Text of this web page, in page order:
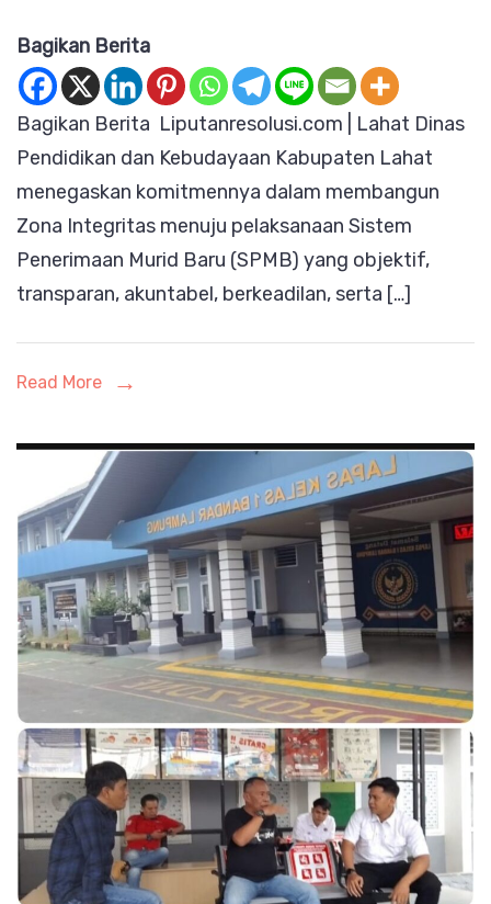
Tegaskan
Komitmen
SPMB
Bersih
dan
Bagikan Berita
Bagikan Berita Liputanresolusi.com | Lahat Dinas
Pendidikan dan Kebudayaan Kabupaten Lahat
menegaskan komitmennya dalam membangun
Zona Integritas menuju pelaksanaan Sistem
Penerimaan Murid Baru (SPMB) yang objektif,
transparan, akuntabel, berkeadilan, serta […]
Read More